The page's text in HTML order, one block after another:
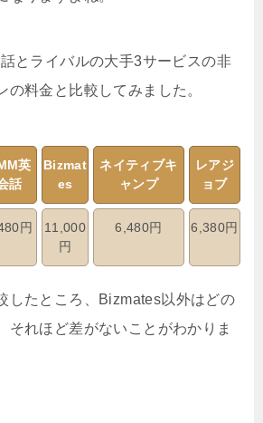
とライバルの大手3サービスの非
の料金と比較してみました。
英
話
Bizmat
es
ネイティブキ
ャンプ
レアジ
ョブ
円
11,000
円
6,480円 6,380円
したところ、Bizmates以外はどの
それほど差がないことがわかりま